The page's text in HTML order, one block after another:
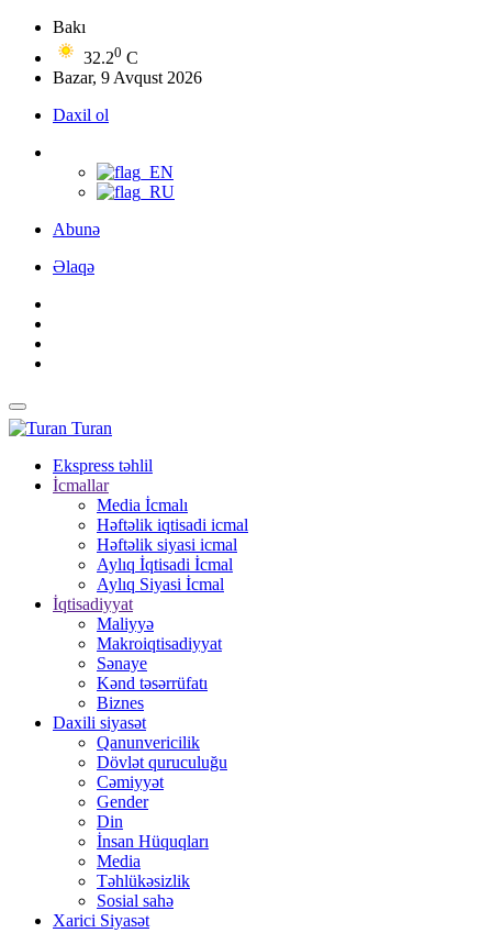
Bakı
32.20 C
Bazar, 9 Avqust 2026
Daxil ol
Abunə
Əlaqə
Turan
Ekspress təhlil
İcmallar
Media İcmalı
Həftəlik iqtisadi icmal
Həftəlik siyasi icmal
Aylıq İqtisadi İcmal
Aylıq Siyasi İcmal
İqtisadiyyat
Maliyyə
Makroiqtisadiyyat
Sənaye
Kənd təsərrüfatı
Biznes
Daxili siyasət
Qanunvericilik
Dövlət quruculuğu
Cəmiyyət
Gender
Din
İnsan Hüquqları
Media
Təhlükəsizlik
Sosial sahə
Xarici Siyasət